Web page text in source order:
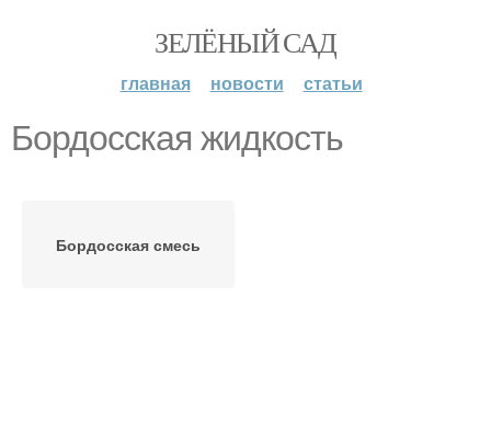
ЗЕЛЁНЫЙ САД
главная новости статьи
Бордосская жидкость
Бордосская смесь